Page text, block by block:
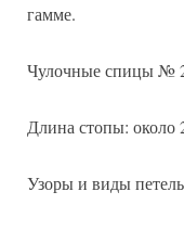
гамме.
Чулочные спицы №
Длина стопы: около
Узоры и виды петель